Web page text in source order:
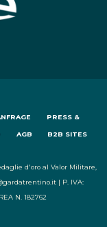
PRESS &
AGB B2B SITES
d'oro al Valor Militare,
| P. IVA:
N. 182762